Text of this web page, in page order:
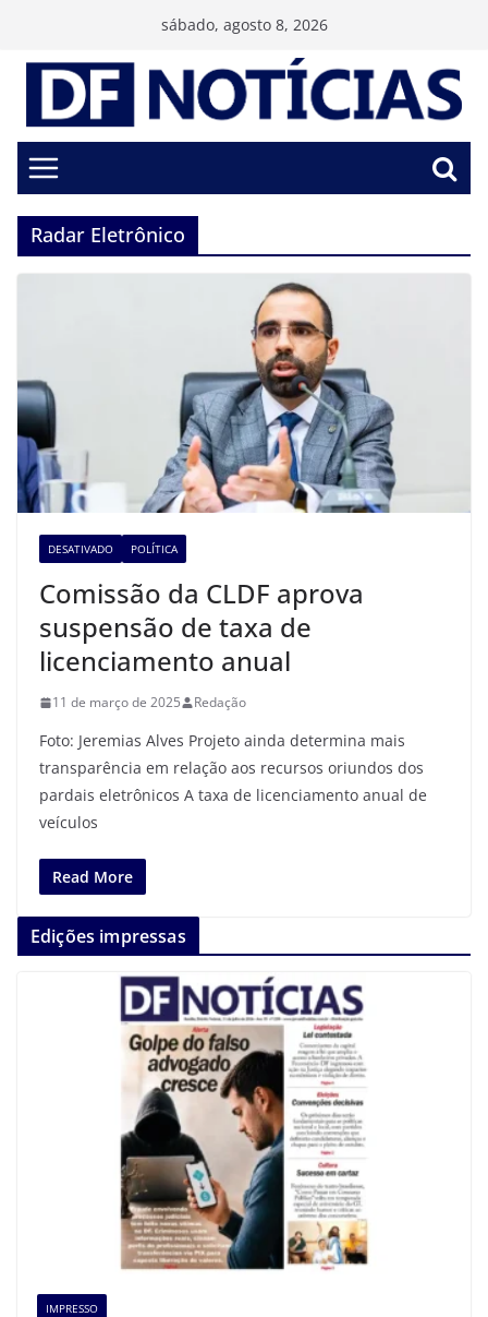
conteúdo
sábado, agosto 8, 2026
Radar Eletrônico
DESATIVADO POLÍTICA
Comissão da CLDF aprova
suspensão de taxa de
licenciamento anual
11 de março de 2025 Redação
Foto: Jeremias Alves Projeto ainda determina mais
transparência em relação aos recursos oriundos dos
pardais eletrônicos A taxa de licenciamento anual de
veículos
Read More
Edições impressas
IMPRESSO